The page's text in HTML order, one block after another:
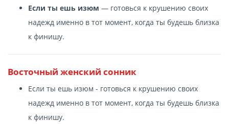
Если ты ешь изюм — готовься к крушению своих
надежд именно в тот момент, когда ты будешь близка
к финишу.
Восточный женский сонник
Если ты ешь изюм - готовься к крушению своих
надежд именно в тот момент, когда ты будешь близка
к финишу.